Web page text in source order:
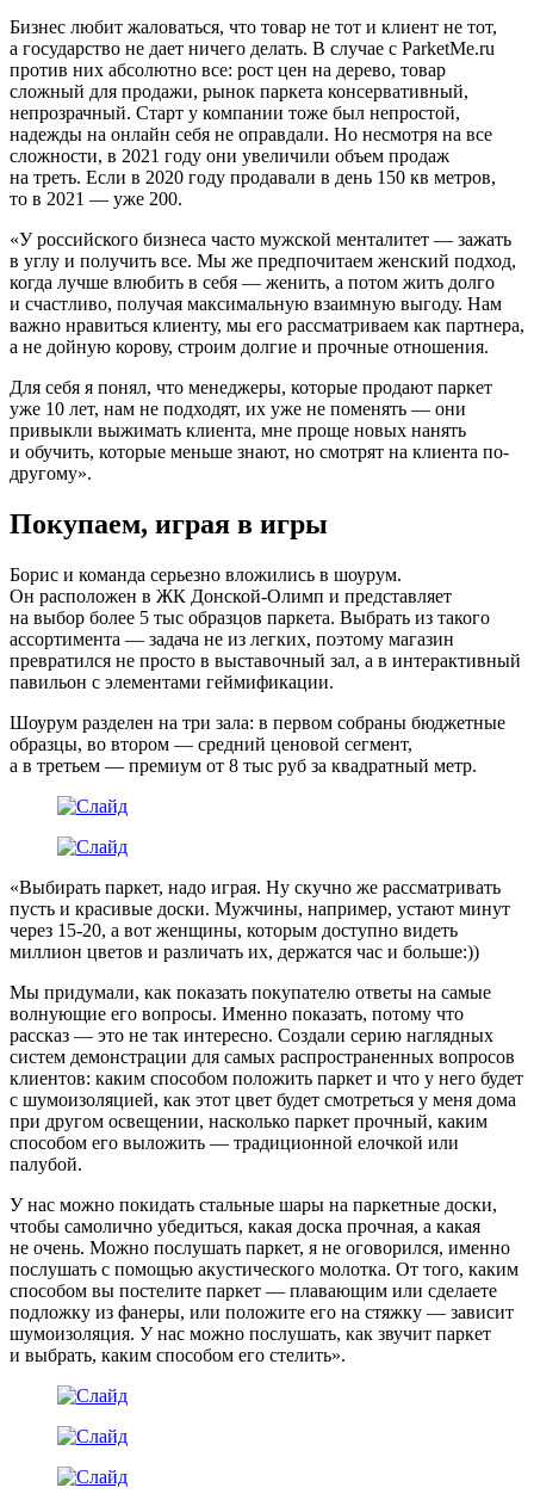
Бизнес любит жаловаться, что товар не тот и клиент не тот,
а государство не дает ничего делать. В случае с ParketMe.ru
против них абсолютно все: рост цен на дерево, товар
сложный для продажи, рынок паркета консервативный,
непрозрачный. Старт у компании тоже был непростой,
надежды на онлайн себя не оправдали. Но несмотря на все
сложности, в 2021 году они увеличили объем продаж
на треть. Если в 2020 году продавали в день 150 кв метров,
то в 2021 — уже 200.
«У российского бизнеса часто мужской менталитет — зажать
в углу и получить все. Мы же предпочитаем женский подход,
когда лучше влюбить в себя — женить, а потом жить долго
и счастливо, получая максимальную взаимную выгоду. Нам
важно нравиться клиенту, мы его рассматриваем как партнера,
а не дойную корову, строим долгие и прочные отношения.
Для себя я понял, что менеджеры, которые продают паркет
уже 10 лет, нам не подходят, их уже не поменять — они
привыкли выжимать клиента, мне проще новых нанять
и обучить, которые меньше знают, но смотрят на клиента по-
другому».
Покупаем, играя в игры
Борис и команда серьезно вложились в шоурум.
Он расположен в ЖК Донской-Олимп и представляет
на выбор более 5 тыс образцов паркета. Выбрать из такого
ассортимента — задача не из легких, поэтому магазин
превратился не просто в выставочный зал, а в интерактивный
павильон с элементами геймификации.
Шоурум разделен на три зала: в первом собраны бюджетные
образцы, во втором — средний ценовой сегмент,
а в третьем — премиум от 8 тыс руб за квадратный метр.
«Выбирать паркет, надо играя. Ну скучно же рассматривать
пусть и красивые доски. Мужчины, например, устают минут
через 15-20, а вот женщины, которым доступно видеть
миллион цветов и различать их, держатся час и больше:))
Мы придумали, как показать покупателю ответы на самые
волнующие его вопросы. Именно показать, потому что
рассказ — это не так интересно. Создали серию наглядных
систем демонстрации для самых распространенных вопросов
клиентов: каким способом положить паркет и что у него будет
с шумоизоляцией, как этот цвет будет смотреться у меня дома
при другом освещении, насколько паркет прочный, каким
способом его выложить — традиционной елочкой или
палубой.
У нас можно покидать стальные шары на паркетные доски,
чтобы самолично убедиться, какая доска прочная, а какая
не очень. Можно послушать паркет, я не оговорился, именно
послушать с помощью акустического молотка. От того, каким
способом вы постелите паркет — плавающим или сделаете
подложку из фанеры, или положите его на стяжку — зависит
шумоизоляция. У нас можно послушать, как звучит паркет
и выбрать, каким способом его стелить».